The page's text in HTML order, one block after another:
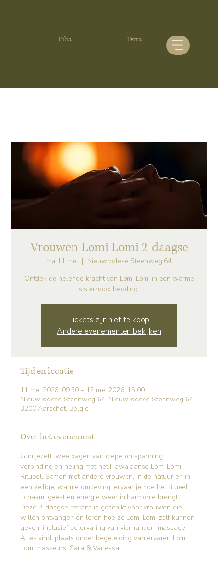
Filia Terra
Vrouwen Lomi Lomi 2-daagse
ma 11 mei
  |
Nieuwrodese Steenweg 64
Ontdek de helende kracht van Lomi Lomi in een warme
sisterhood bedding.
Tickets zijn niet te koop
Andere evenementen bekijken
Tijd en locatie
11 mei 2026, 09:30 – 12 mei 2026, 15:00
Nieuwrodese Steenweg 64, Nieuwrodese Steenweg 64,
3200 Aarschot, België
Over het evenement
Gun jezelf twee dagen van diepe ontspanning,
verbinding en heling met het Hawaïaanse Lomi Lomi
Ritueel. Samen met andere vrouwen, in de natuur en in
een veilige, warme omgeving, ervaar je hoe het ritueel
lichaam, geest en energie weer in harmonie brengt.
Deze 2-daagse retraite is geschikt voor vrouwen die
willen ontvangen én leren hoe ze Lomi Lomi zelf kunnen
geven, inclusief de ervaring van vierhanden-massage.
Alles vindt plaats onder begeleiding van ervaren Lomi
Lomi masseurs, Sara & Vanessa.